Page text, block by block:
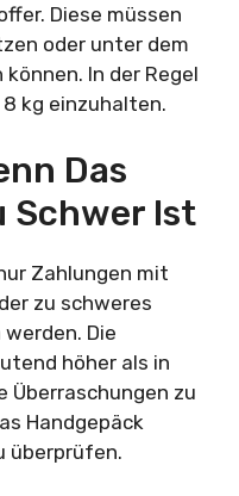
Diese müssen
oder unter dem
In der Regel
kg einzuhalten.
Das
Schwer Ist
Zahlungen mit
zu schweres
Die
höher als in
Überraschungen zu
Handgepäck
überprüfen.